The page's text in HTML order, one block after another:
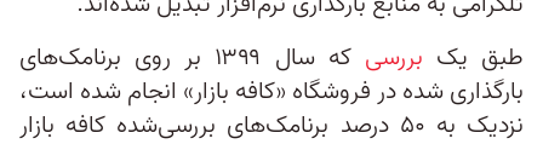
طبق یک بررسی
که سال ۱۳۹۹ بر روی برنامک‌های
بارگذاری شده در فروشگاه «کافه بازار» انجام شده است،
نزدیک به ۵۰ درصد برنامک‌های بررسی‌شده کافه بازار